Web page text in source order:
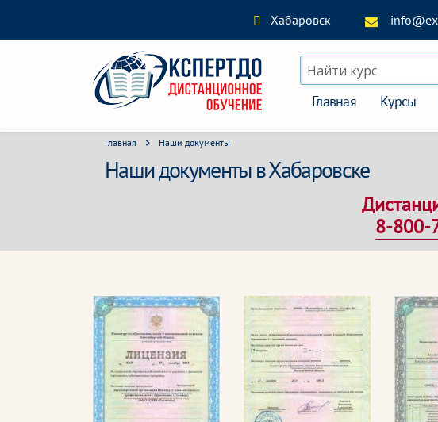
Хабаровск
Найти курс
Главная Курсы
Главная Наши документы
Наши документы в Хабаровске
8-800-